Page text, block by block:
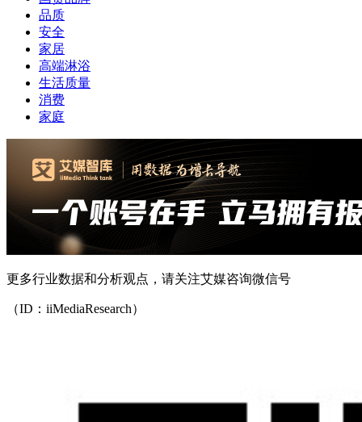
品质
安全
家居
高端淋浴
生活质量
消费
家庭
更多行业数据和分析观点，请关注艾媒咨询微信号
（ID：iiMediaResearch）